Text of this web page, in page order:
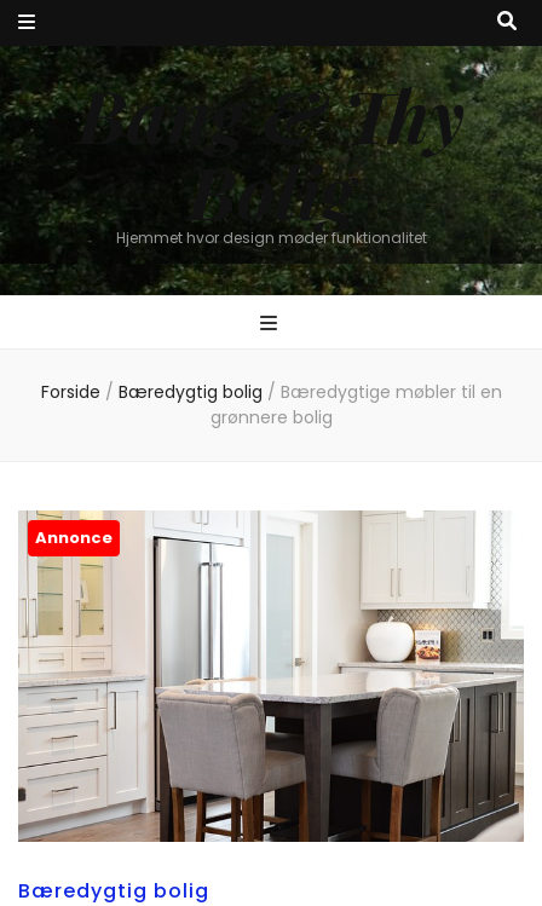
Bang & Thy
Bolig
Hjemmet hvor design møder funktionalitet
Forside / Bæredygtig bolig / Bæredygtige møbler til en
grønnere bolig
Annonce
Bæredygtig bolig